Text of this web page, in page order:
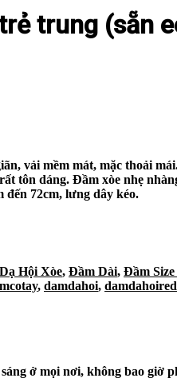
trung (sẵn
vải mềm mát, mặc thoải
tôn dáng. Đầm xòe nhẹ
đến 72cm, lưng dây kéo.
Hội Xòe, Đầm Dài, Đầm
, damdahoi,
ở mọi nơi, không bao giờ